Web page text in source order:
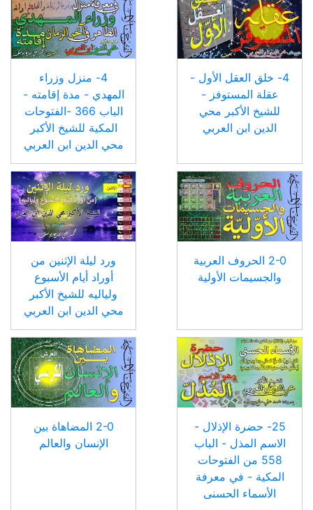
4- خلق العقل الأول -
عقلة المستوفز -
للشيخ الأكبر محي
الدين ابن العربي
4- منزل وزراء
المهدي - مدة إقامته -
الباب 366 -الفتوحات
المكية للشيخ الأكبر
محي الدين ابن العربي
2-0 الحروف العربية
والجسيمات الأولية
ورد ليلة الإثنين من
أوراد أيام الأسبوع
ولياليه للشيخ الأكبر
محي الدين ابن العربي
25- حضرة الإذلال -
الاسم المذل - الباب
558 من الفتوحات
المكية - في معرفة
الأسماء الحسنى
2-0 المضاهاة بين
الإنسان والعالم